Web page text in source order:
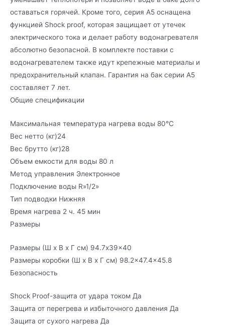
оставаться горячей. Кроме того, серия A5 оснащена
функцией Shock proof, которая защищает от утечек
электрического тока и делает работу водонагревателя
абсолютно безопасной. В комплекте поставки с
водонагревателем также идут крепежные материалы и
предохранительный клапан. Гарантия на бак серии A5
составляет 7 лет.
Общие спецификации
Максимальная температура нагрева воды 80°C
Вес нетто (кг)24
Вес брутто (кг)28
Объем емкости для воды 80 л
Метод управления Электронное
Подключение воды R»1/2»
Тип подводки Нижняя
Время нагрева 2 ч. 45 мин
Размеры
Размеры (Ш x В x Г см) 94.7x39x40
Размеры коробки (Ш x В x Г см) 98.2×47.4×45.8
Безопасность
Shock Proof-защита от удара током Да
Защита от перегрева и избыточного давления Да
Защита от сухого нагрева Да